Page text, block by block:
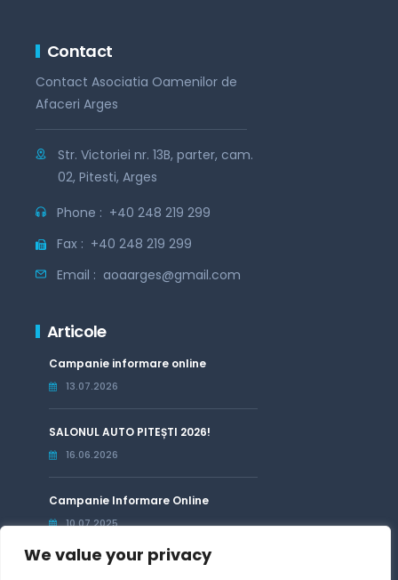
We value your privacy
Contact
Contact Asociatia Oamenilor de
Afaceri Arges
Str. Victoriei nr. 13B, parter, cam.
02, Pitesti, Arges
Phone : +40 248 219 299
Fax : +40 248 219 299
Email : aoaarges@gmail.com
Articole
Campanie informare online
13.07.2026
SALONUL AUTO PITEȘTI 2026!
16.06.2026
Campanie Informare Online
10.07.2025